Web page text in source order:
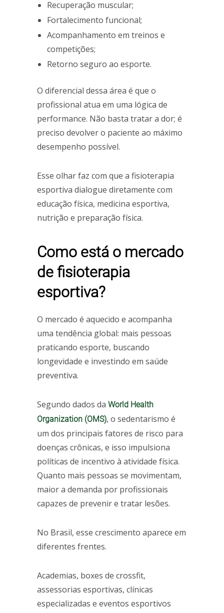
Recuperação muscular;
Fortalecimento funcional;
Acompanhamento em treinos e
competições;
Retorno seguro ao esporte.
O diferencial dessa área é que o
profissional atua em uma lógica de
performance. Não basta tratar a dor; é
preciso devolver o paciente ao máximo
desempenho possível.
Esse olhar faz com que a fisioterapia
esportiva dialogue diretamente com
educação física, medicina esportiva,
nutrição e preparação física.
Como está o mercado
de fisioterapia
esportiva?
O mercado é aquecido e acompanha
uma tendência global: mais pessoas
praticando esporte, buscando
longevidade e investindo em saúde
preventiva.
Segundo dados da World Health
Organization (OMS), o sedentarismo é
um dos principais fatores de risco para
doenças crônicas, e isso impulsiona
políticas de incentivo à atividade física.
Quanto mais pessoas se movimentam,
maior a demanda por profissionais
capazes de prevenir e tratar lesões.
No Brasil, esse crescimento aparece em
diferentes frentes.
Academias, boxes de crossfit,
assessorias esportivas, clínicas
especializadas e eventos esportivos